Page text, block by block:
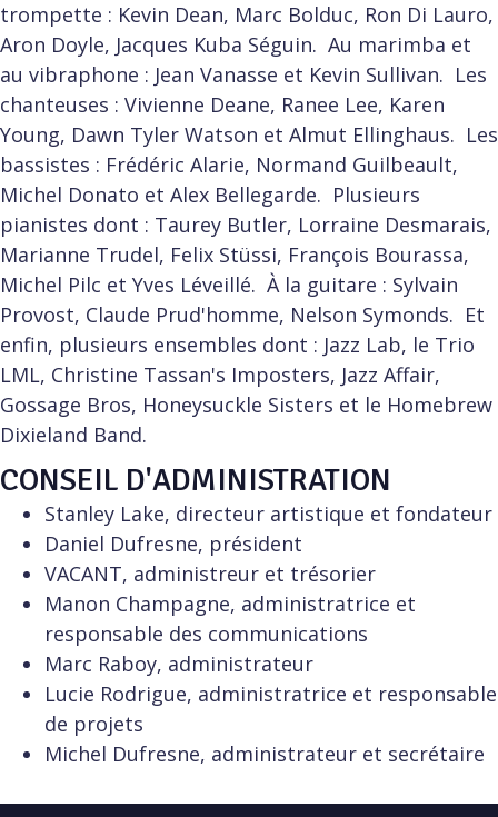
trompette : Kevin Dean, Marc Bolduc, Ron Di Lauro,
Aron Doyle, Jacques Kuba Séguin. Au marimba et
au vibraphone : Jean Vanasse et Kevin Sullivan. Les
chanteuses : Vivienne Deane, Ranee Lee, Karen
Young, Dawn Tyler Watson et Almut Ellinghaus. Les
bassistes : Frédéric Alarie, Normand Guilbeault,
Michel Donato et Alex Bellegarde. Plusieurs
pianistes dont : Taurey Butler, Lorraine Desmarais,
Marianne Trudel, Felix Stüssi, François Bourassa,
Michel Pilc et Yves Léveillé. À la guitare : Sylvain
Provost, Claude Prud'homme, Nelson Symonds. Et
enfin, plusieurs ensembles dont : Jazz Lab, le Trio
LML, Christine Tassan's Imposters, Jazz Affair,
Gossage Bros, Honeysuckle Sisters et le Homebrew
Dixieland Band.
CONSEIL D'ADMINISTRATION
Stanley Lake, directeur artistique et fondateur
Daniel Dufresne, président
VACANT, administreur et trésorier
Manon Champagne, administratrice et
responsable des communications
Marc Raboy, administrateur
Lucie Rodrigue, administratrice et responsable
de projets
Michel Dufresne, administrateur et secrétaire